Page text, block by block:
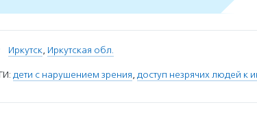
Иркутск, Иркутская обл.
дети с нарушением зрения, доступ незрячих людей к